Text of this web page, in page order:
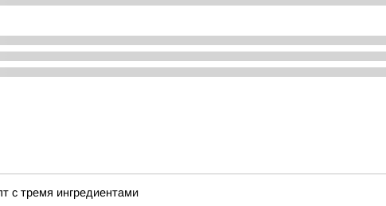
с тремя ингредиентами